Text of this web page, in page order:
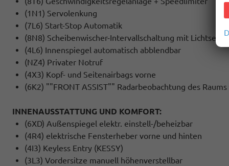
(1N1) Servolenkung
(7L6) Start-Stop Automatik
(8N8) Scheibenwischer-Intervallschaltung mit
(4L6) Innenspiegel automatisch abblendbar
(NZ4) Privater Notruf
(4X3) Kopf- und Seitenairbags vorne
(6K2) ""FRONT ASSIST"" Radarbeobachtung des
INNENAUSSTATTUNG UND KOMFORT:
(6XD) Außenspiegel elektr. einstell-/beheizbar
(4R4) elektrische Fensterheber vorne und hinten
(4I3) Keyless Entry (KESSY)
(3L3) Vordersitze manuell höhenverstellbar